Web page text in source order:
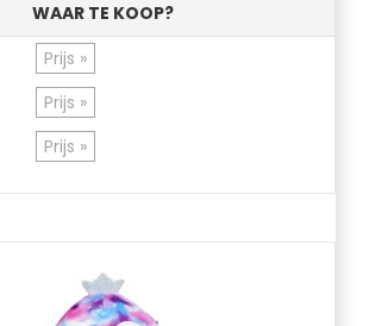
WAAR TE KOOP?
Prijs »
Prijs »
Prijs »